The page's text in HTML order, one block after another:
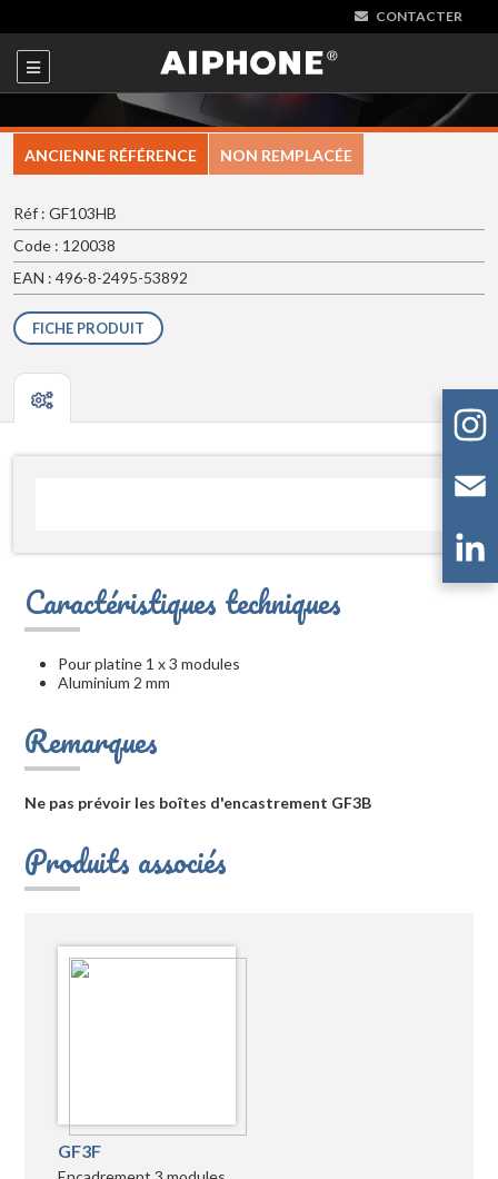
CONTACTER
ANCIENNE RÉFÉRENCE NON REMPLACÉE
Réf : GF103HB
Code : 120038
EAN : 496-8-2495-53892
FICHE PRODUIT
Caractéristiques techniques
Pour platine 1 x 3 modules
Aluminium 2 mm
Remarques
Ne pas prévoir les boîtes d'encastrement GF3B
Produits associés
GF3F